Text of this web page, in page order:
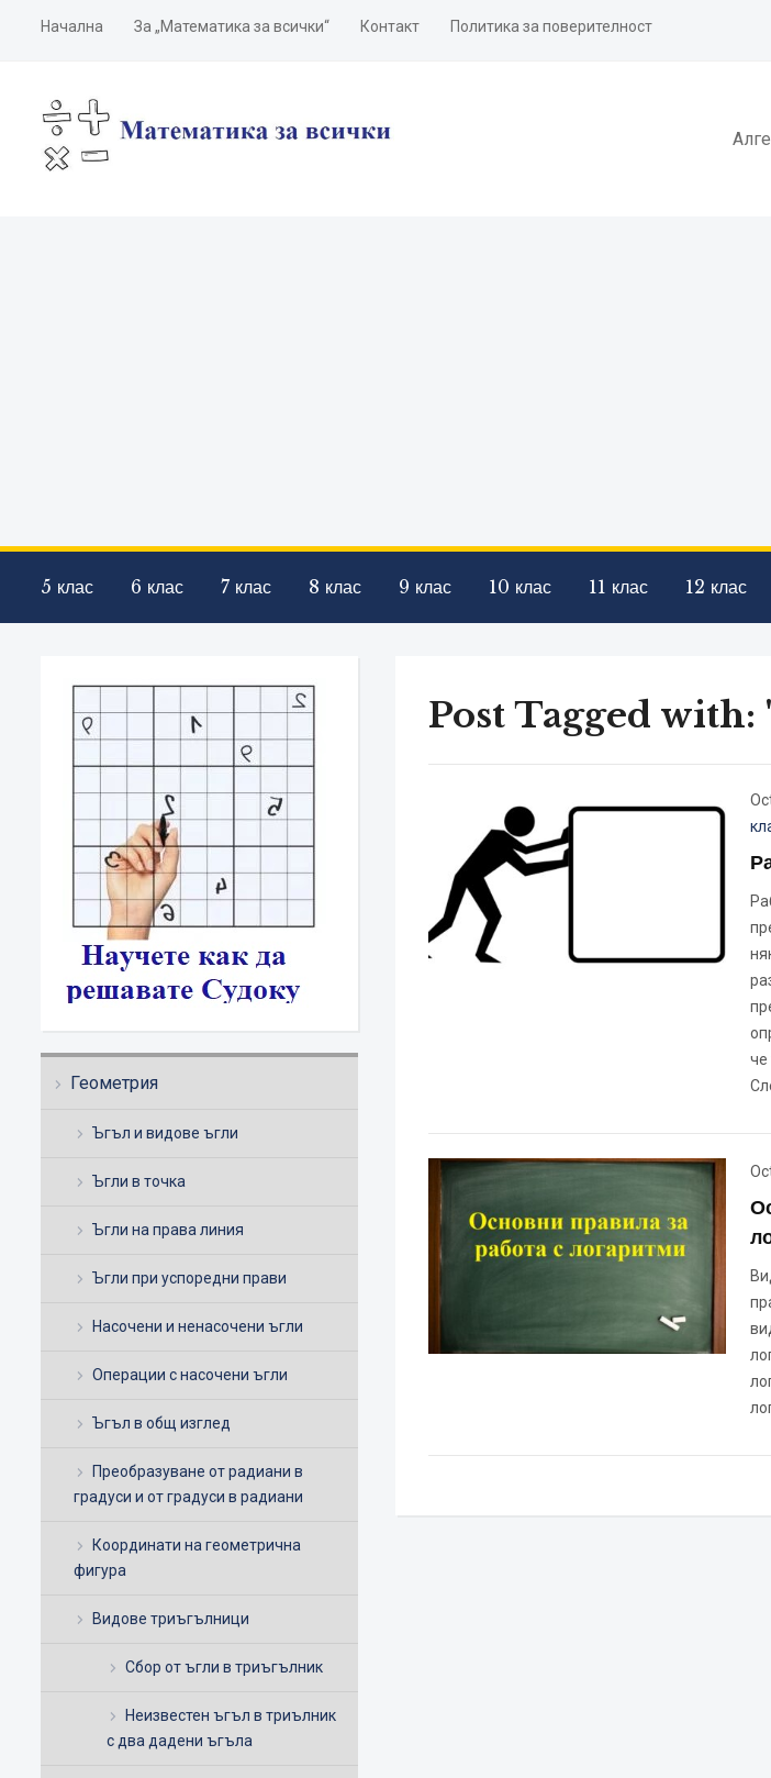
Начална За „Математика за всички“ Контакт Политика за поверителност
5 клас 6 клас 7 клас 8 клас 9 клас 10 клас 11 клас 12 клас
Геометрия
Ъгъл и видове ъгли
Ъгли в точка
Ъгли на права линия
Ъгли при успоредни прави
Насочени и ненасочени ъгли
Операции с насочени ъгли
Ъгъл в общ изглед
Преобразуване от радиани в
градуси и от градуси в радиани
Координати на геометрична
фигура
Видове триъгълници
Сбор от ъгли в триъгълник
Неизвестен ъгъл в триълник
с два дадени ъгъла
Post Tagged with:
че